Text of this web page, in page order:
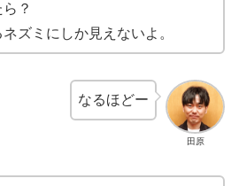
？
ズミにしか見えないよ。
田原
なるほどー